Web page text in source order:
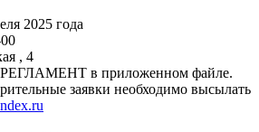
2025 года
, 4
в приложенном файле.
заявки необходимо высылать